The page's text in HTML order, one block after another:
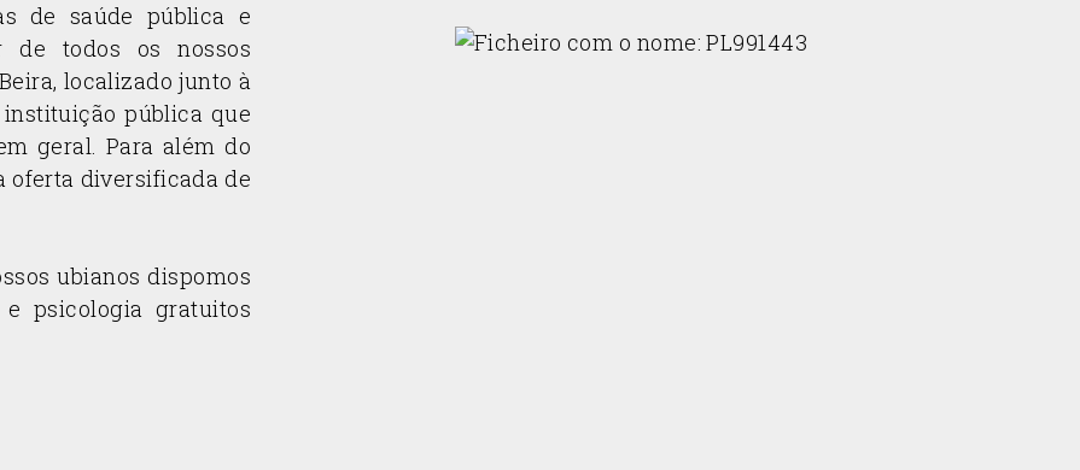
de saúde pública e
de todos os nossos
localizado junto à
pública que
geral. Para além do
oferta diversificada de
ubianos dispomos
psicologia gratuitos